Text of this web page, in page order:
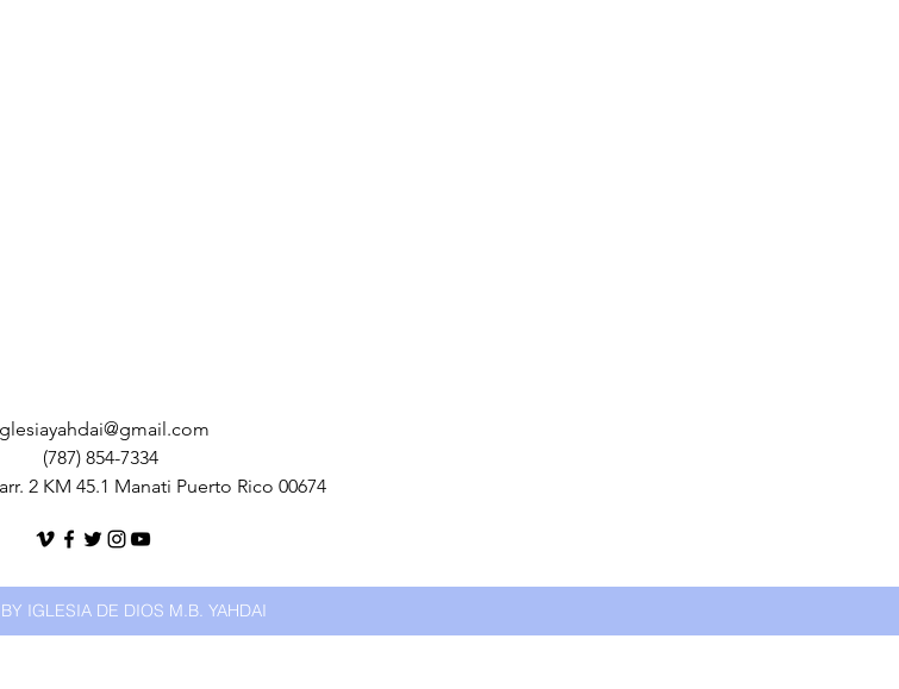
(787) 854-7334
2 KM 45.1 Manati Puerto Rico 00674
IGLESIA DE DIOS M.B. YAHDAI